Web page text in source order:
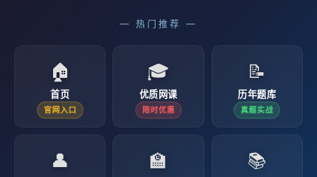
— 热门推荐 —
🏠
首页
官网入口
🎓
优质网课
限时优惠
📝
历年题库
真题实战
👤 🏫 📚